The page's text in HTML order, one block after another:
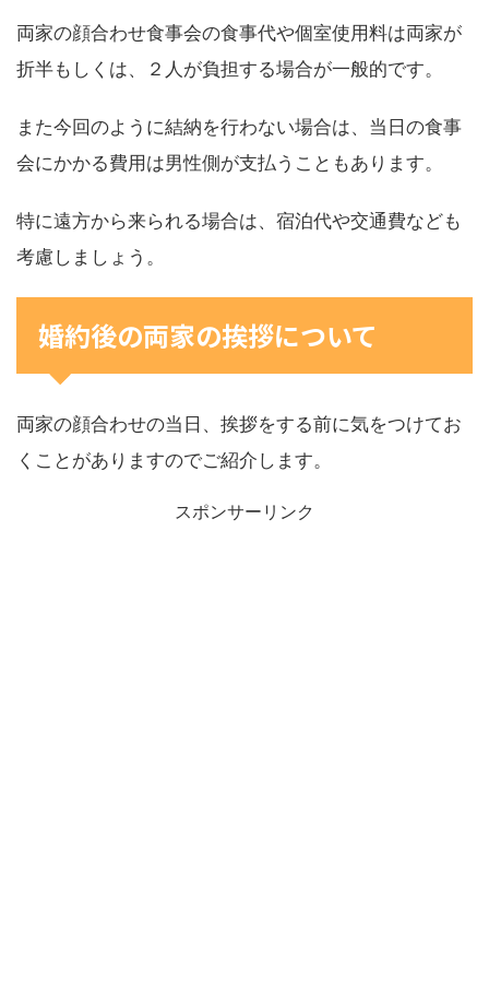
両家の顔合わせ食事会の食事代や個室使用料は両家が
折半もしくは、２人が負担する場合が一般的です。
また今回のように結納を行わない場合は、当日の食事
会にかかる費用は男性側が支払うこともあります。
特に遠方から来られる場合は、宿泊代や交通費なども
考慮しましょう。
婚約後の両家の挨拶について
両家の顔合わせの当日、挨拶をする前に気をつけてお
くことがありますのでご紹介します。
スポンサーリンク